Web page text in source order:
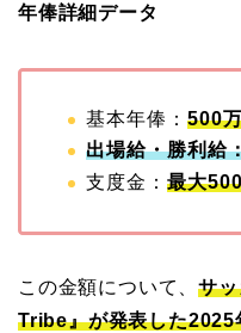
年俸詳細データ
基本年俸： 500
出場給・勝利給
支度金： 最大
この金額について、サ
Tribe』が発表した2025